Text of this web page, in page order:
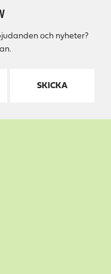
och nyheter?
SKICKA